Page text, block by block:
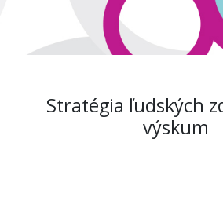
Stratégia ľudských
výskum